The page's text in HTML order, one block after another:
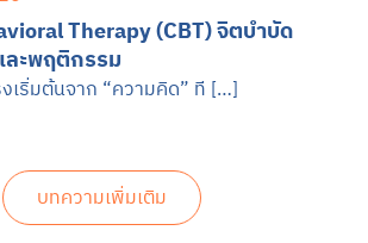
Therapy (CBT) จิตบำบัด
ะพฤติกรรม
เริ่มต้นจาก “ความคิด” ที […]
บทความเพิ่มเติม